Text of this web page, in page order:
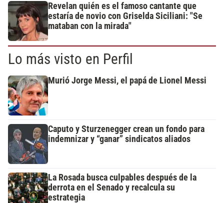
Revelan quién es el famoso cantante que
estaría de novio con Griselda Siciliani: "Se
mataban con la mirada"
Lo más visto en Perfil
Murió Jorge Messi, el papá de Lionel Messi
Caputo y Sturzenegger crean un fondo para
indemnizar y “ganar” sindicatos aliados
La Rosada busca culpables después de la
derrota en el Senado y recalcula su
estrategia